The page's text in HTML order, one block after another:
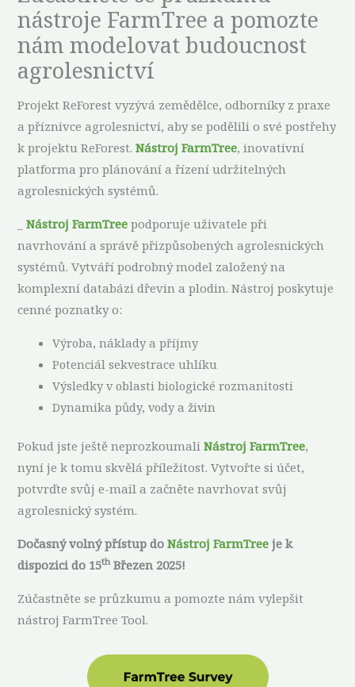
nástroje FarmTree a pomozte
nám modelovat budoucnost
agrolesnictví
Projekt ReForest vyzývá zemědělce, odborníky z praxe
a příznivce agrolesnictví, aby se podělili o své postřehy
k projektu ReForest.Nástroj FarmTree, inovativní
platforma pro plánování a řízení udržitelných
agrolesnických systémů.
_Nástroj FarmTree podporuje uživatele při
navrhování a správě přizpůsobených agrolesnických
systémů. Vytváří podrobný model založený na
komplexní databázi dřevin a plodin. Nástroj poskytuje
cenné poznatky o:
Výroba, náklady a příjmy
Potenciál sekvestrace uhlíku
Výsledky v oblasti biologické rozmanitosti
Dynamika půdy, vody a živin
Pokud jste ještě neprozkoumaliNástroj FarmTree,
nyní je k tomu skvělá příležitost. Vytvořte si účet,
potvrďte svůj e-mail a začněte navrhovat svůj
agrolesnický systém.
Dočasný volný přístup doNástroj FarmTree je k
dispozici do 15thBřezen 2025!
Zúčastněte se průzkumu a pomozte nám vylepšit
nástroj FarmTree Tool.